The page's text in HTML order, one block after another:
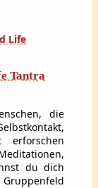
Tantra
die
erforschen
du dich